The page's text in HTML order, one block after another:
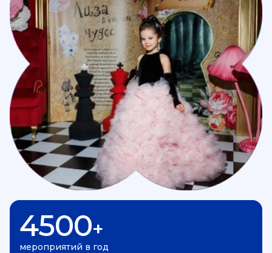
4500+
мероприятий в год